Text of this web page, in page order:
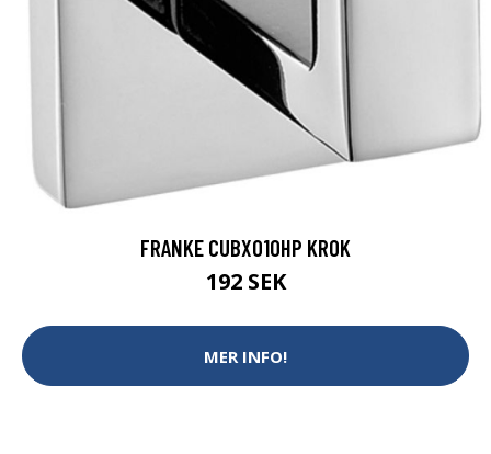
FRANKE CUBX010HP KROK
192 SEK
MER INFO!